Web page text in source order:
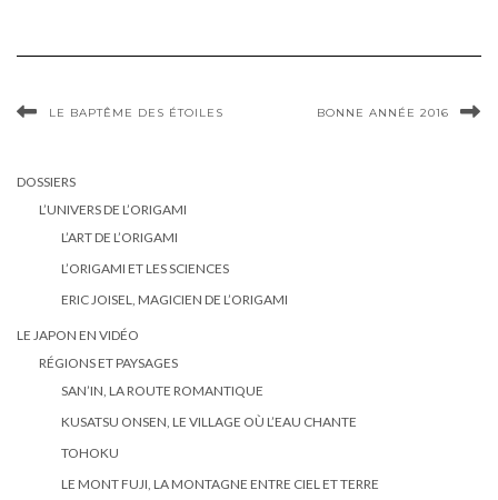
LE BAPTÊME DES ÉTOILES BONNE ANNÉE 2016
DOSSIERS
L’UNIVERS DE L’ORIGAMI
L’ART DE L’ORIGAMI
L’ORIGAMI ET LES SCIENCES
ERIC JOISEL, MAGICIEN DE L’ORIGAMI
LE JAPON EN VIDÉO
RÉGIONS ET PAYSAGES
SAN’IN, LA ROUTE ROMANTIQUE
KUSATSU ONSEN, LE VILLAGE OÙ L’EAU CHANTE
TOHOKU
LE MONT FUJI, LA MONTAGNE ENTRE CIEL ET TERRE